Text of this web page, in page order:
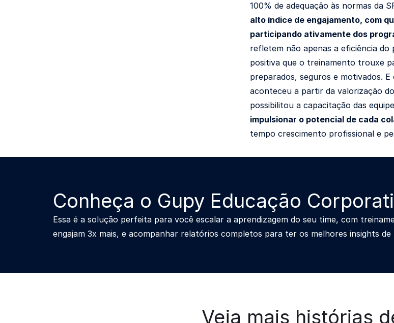
100% de adequação às normas da
alto índice de engajamento, com
participando ativamente dos
refletem não apenas a eficiência
positiva que o treinamento trouxe
preparados, seguros e motivados.
aconteceu a partir da valorização
possibilitou a capacitação das
impulsionar o potencial de cada
tempo crescimento profissional e
Conheça o Gupy Educação
Essa é a solução perfeita para você escalar a aprendizagem do seu time, com
engajam 3x mais, e acompanhar relatórios completos para ter os melhores insights de
Veja mais histórias